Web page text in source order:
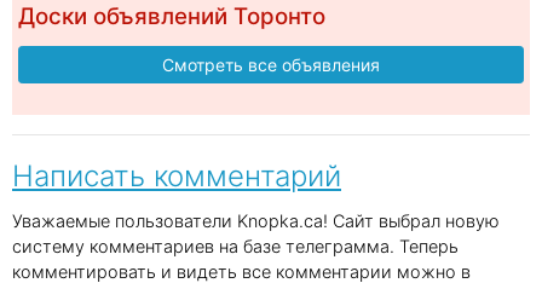
Доски объявлений Торонто
Смотреть все объявления
Написать комментарий
Уважаемые пользователи Knopka.ca! Сайт выбрал новую
систему комментариев на базе телеграмма. Теперь
комментировать и видеть все комментарии можно в